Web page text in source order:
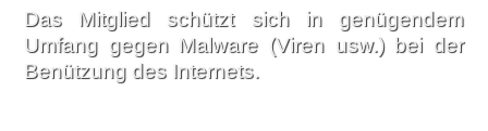
Das Mitglied schützt sich in genügendem
Umfang gegen Malware (Viren usw.) bei der
Benützung des Internets.